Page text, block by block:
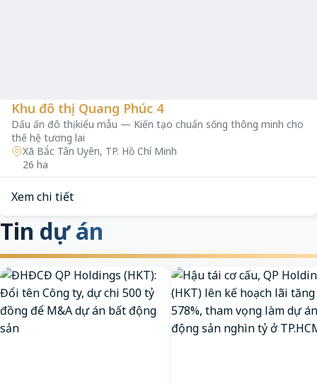
Khu đô thị Quang Phúc 4
Dấu ấn đô thị kiểu mẫu — Kiến tạo chuẩn sống thông minh cho
thế hệ tương lai
Xã Bắc Tân Uyên, TP. Hồ Chí Minh
26 ha
Xem chi tiết
Tin dự án